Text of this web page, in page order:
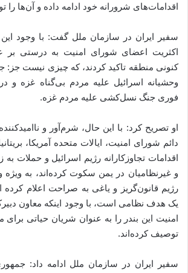
اقدامات‌های شرورانه خود ادامه داده و آن‌ها را
سفیر ایران در سازمان ملل گفت: با وجود این
اکثریت اعضای شورای امنیت به درستی
کنونی منطقه تاکید کردند، که چیزی نیست جز:
وحشیانه اسرائیل علیه مردم بی‌گناه غزه و
فوری جنگ نسل‌کشی علیه مردم غزه.
او تصریح کرد: با این حال، شرم‌آور و
دائم شورای امنیت، ایالات متحده آمریکا،
اقدامات تجاوزکارانه رژیم اسرائیل و حملات
و غیرنظامیان در یمن سکوت کرده‌اند، به ویژه
رژیم قانون‌گریز و یاغی به صراحت اعلام
یک هدف نظامی است، با وجود اینکه معاون
امنیت این بندر را به عنوان شریان حیاتی برای
توصیف کرده‌اند.
سفیر ایران در سازمان ملل ادامه داد: